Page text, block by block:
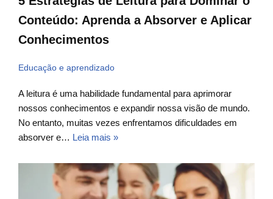
Conteúdo: Aprenda a Absorver e Aplicar
Conhecimentos
Educação e aprendizado
A leitura é uma habilidade fundamental para aprimorar
nossos conhecimentos e expandir nossa visão de mundo.
No entanto, muitas vezes enfrentamos dificuldades em
absorver e… Leia mais »